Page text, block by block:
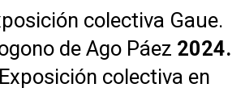
colectiva Gaue.
de Ago Páez 2024.
Exposición colectiva en